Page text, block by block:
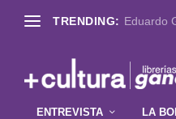
TRENDING: Eduardo
ENTREVISTA LA